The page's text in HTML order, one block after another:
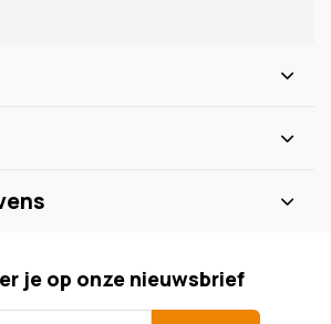
je op onze nieuwsbrief